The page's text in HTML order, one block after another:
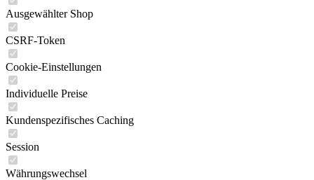
Ausgewählter Shop
CSRF-Token
Cookie-Einstellungen
Individuelle Preise
Kundenspezifisches Caching
Session
Währungswechsel